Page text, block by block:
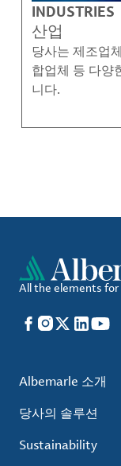
INDUSTRIES
산업
당사는 제조업
합업체 등 다양
니다.
All the elements
Facebook
Instagram
X LinkedIn
Albemarle 소개
당사의 솔루션
Sustainability